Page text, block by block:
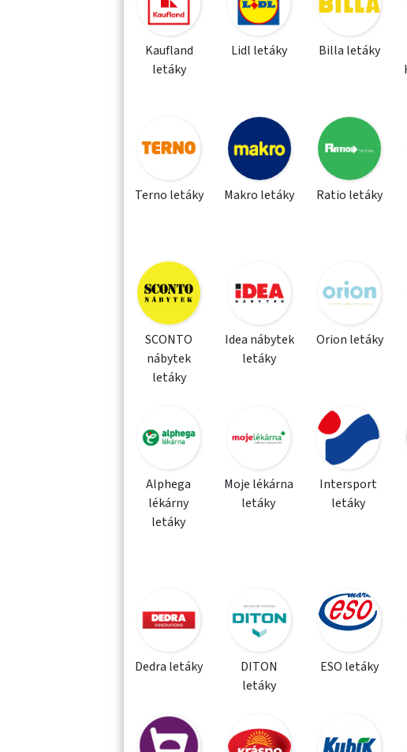
Kaufland
letáky
Lidl letáky Billa letáky
Terno letáky Makro letáky Ratio letáky
SCONTO
nábytek
letáky
Idea nábytek
letáky
Orion letáky
Alphega
lékárny
letáky
Moje lékárna
letáky
Intersport
letáky
Dedra letáky
DITON
letáky
ESO letáky